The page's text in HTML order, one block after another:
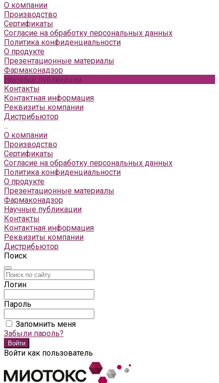
О компании
Производство
Сертификаты
Согласие на обработку персональных данных
Политика конфиденциальности
О продукте
Презентационные материалы
Фармаконадзор
Научные публикации
Контакты
Контактная информация
Реквизиты компании
Дистрибьютор
...
О компании
Производство
Сертификаты
Согласие на обработку персональных данных
Политика конфиденциальности
О продукте
Презентационные материалы
Фармаконадзор
Научные публикации
Контакты
Контактная информация
Реквизиты компании
Дистрибьютор
Поиск
Логин
Пароль
Запомнить меня
Забыли пароль?
Войти как пользователь